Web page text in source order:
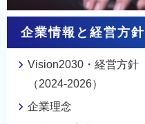
企業情報と 経営方針
Vision2030・経営方針
（2024-2026）
企業理念